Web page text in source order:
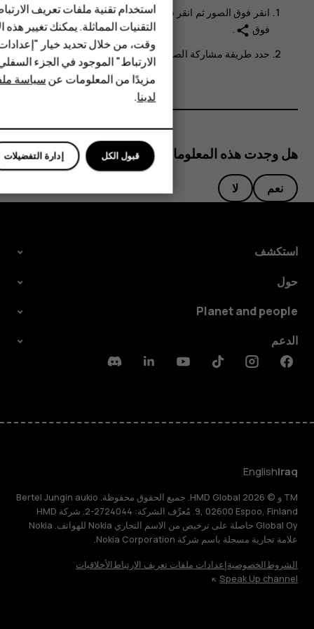
HMD Terra M
HMD DUB
للأعمال
انقر فوق الصور ثم انقر فوق الصورة التي تريد مشاركتها ثم انقر
فوق share
.
حدد طريقة مشاركة الصورة أو مقطع الفيديو.
هل وجدت هذه المعلومات مفيدة؟
نعم لا
استكشف
حول
Planet and people
الدعم
Facebook
Instagram
Tiktok
Youtube
Linkedin
Discord
Iraq
English
TM و © 2026 HMD Global. جميع الحقوق محفوظة. Bertel Jungin aukio
9, 02600 Espoo, Finland. مُعرِّف الشركة: 2724044-2. شركة HMD
Global Oy حاصلة على ترخيص من الاسم التجاري Nokia للهواتف. Nokia
علامة تجارية مسجلة باسم شركة Nokia Corporation.
الشروطالخصوصيةإعدادات ملفات تعريف الارتباطالأخلاقيات
Speak Up channel
استخدام تقنية ملفات تعريف
التقنيات المماثلة. يمكنك تغيير
وقت، من خلال تحديد خيار
الارتباط" الموجود في الجزء
مزيدًا من المعلومات عنسياسة
لدينا.
إدارة التفضيلات قبول الكل